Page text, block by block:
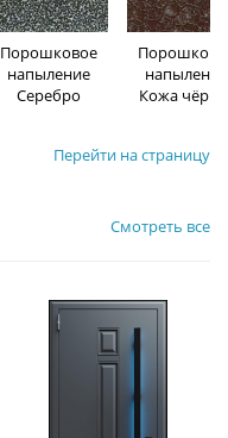
Порошковое
напыление
Серебро
напыление
Кожа
Перейти на страницу
Смотреть все